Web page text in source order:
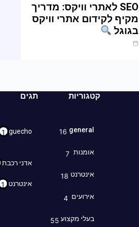
SEO לאתרי וויקס: מדריך
מקיף לקידום אתרי וויקס
בגוגל
קטגוריות
general
16
אומנות 7
אינטרנט 18
אירועים 4
בעלי מקצוע 55
תגים
guecho
1
אדני רכבת
אינטרנט 1